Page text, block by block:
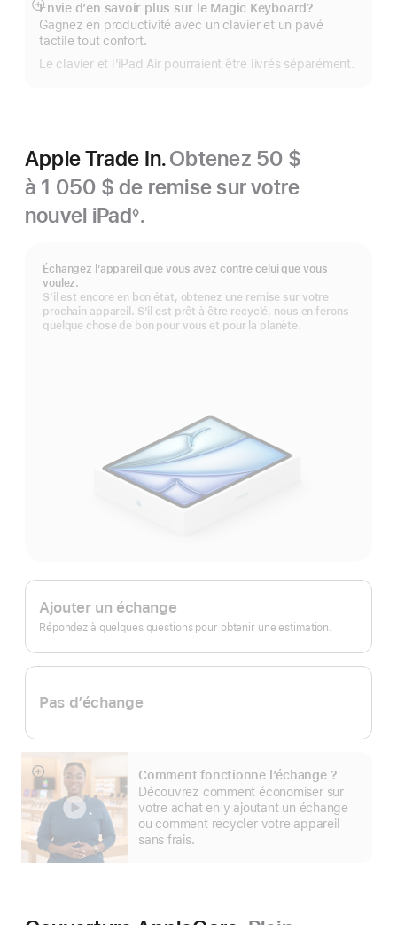
Envie d’en savoir plus sur le Magic Keyboard?
Gagnez en productivité avec un clavier et un pavé
tactile tout confort.
Le clavier et l’iPad Air pourraient être livrés séparément.
En
montrer
plus
Apple Trade In.Obtenez 50 $
à 1 050 $ de remise sur votre
nouvel iPad
page
◊.
Échangez l’appareil que vous avez contre celui que vous
voulez.
S’il est encore en bon état, obtenez une remise sur votre
prochain appareil. S’il est prêt à être recyclé, nous en ferons
quelque chose de bon pour vous et pour la planète.
Apple Trade In.
Ajouter un échange
Répondez à quelques questions pour obtenir une estimation.
Pas d’échange
Comment fonctionne l’échange ?
Découvrez comment économiser sur
votre achat en y ajoutant un échange
ou comment recycler votre appareil
sans frais.
En
montrer
plus